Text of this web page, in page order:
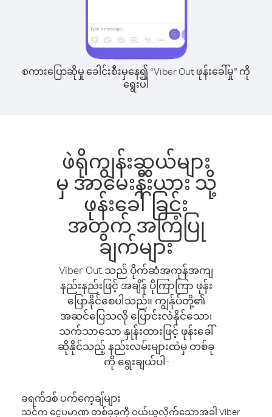
စကားပြောဆိုမှု ခေါင်းစီးမှနေ၍ “Viber Out ဖုန်းခေါ်မှု” ကို
ရွေးပါ
ဖဲရိုကျွန်းဆွယ်များ
မှ အာမေးနီးယား သို့
ဖုန်းခေါ်ခြင်း
အတွက် အကြံပြု
ချက်များ
Viber Out သည် ပိုက်ဆံအကုန်အကျ
နည်းနည်းဖြင့် အချိန် ပိုကြာကြာ ဖုန်း
ပြောနိုင်စေပါသည်။ ကျွန်ုပ်တို့၏
အဆင်ပြေသလို ပြောင်းလဲနိုင်သော၊
သက်သာသော နှုန်းထားဖြင့် ဖုန်းခေါ်
ဆိုနိုင်သည့် နည်းလမ်းများထဲမှ တစ်ခု
ကို ရွေးချယ်ပါ-
ခရက်ဒစ် ပက်ကေ့ချ်များ
သင်က ငွေပမာဏ တစ်ခုခုကို ဝယ်ယူလိုက်သောအခါ Viber